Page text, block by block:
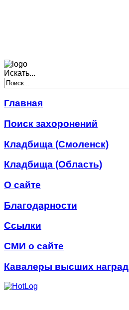
Искать...
Главная
Поиск захоронений
Кладбища (Смоленск)
Кладбища (Область)
О сайте
Благодарности
Ссылки
СМИ о сайте
Кавалеры высших наград